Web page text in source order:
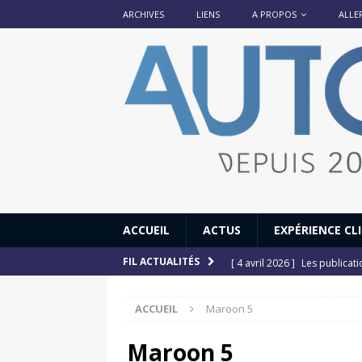
ARCHIVES LIENS A PROPOS
ACCUEIL ACTUS EXPÉRIENCE
FIL ACTUALITÉS [ 4 avril 2026 ] Les
[ 12 juillet 2025 ]
ACCUEIL Maroon 5
Maroon 5